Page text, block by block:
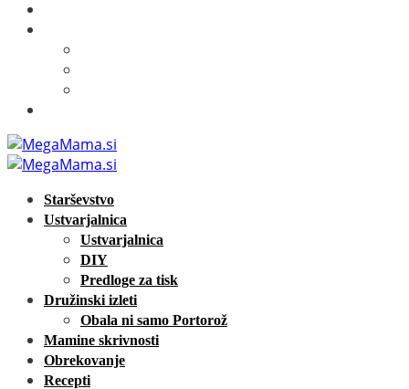
Starševstvo
Ustvarjalnica
Ustvarjalnica
DIY
Predloge za tisk
Družinski izleti
Obala ni samo Portorož
Mamine skrivnosti
Obrekovanje
Recepti